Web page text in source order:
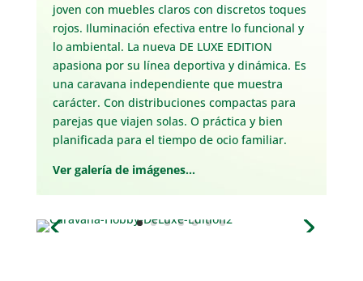
joven con muebles claros con discretos toques
rojos. Iluminación efectiva entre lo funcional y
lo ambiental. La nueva DE LUXE EDITION
apasiona por su línea deportiva y dinámica. Es
una caravana independiente que muestra
carácter. Con distribuciones compactas para
parejas que viajen solas. O práctica y bien
planificada para el tiempo de ocio familiar.
Ver galería de imágenes…